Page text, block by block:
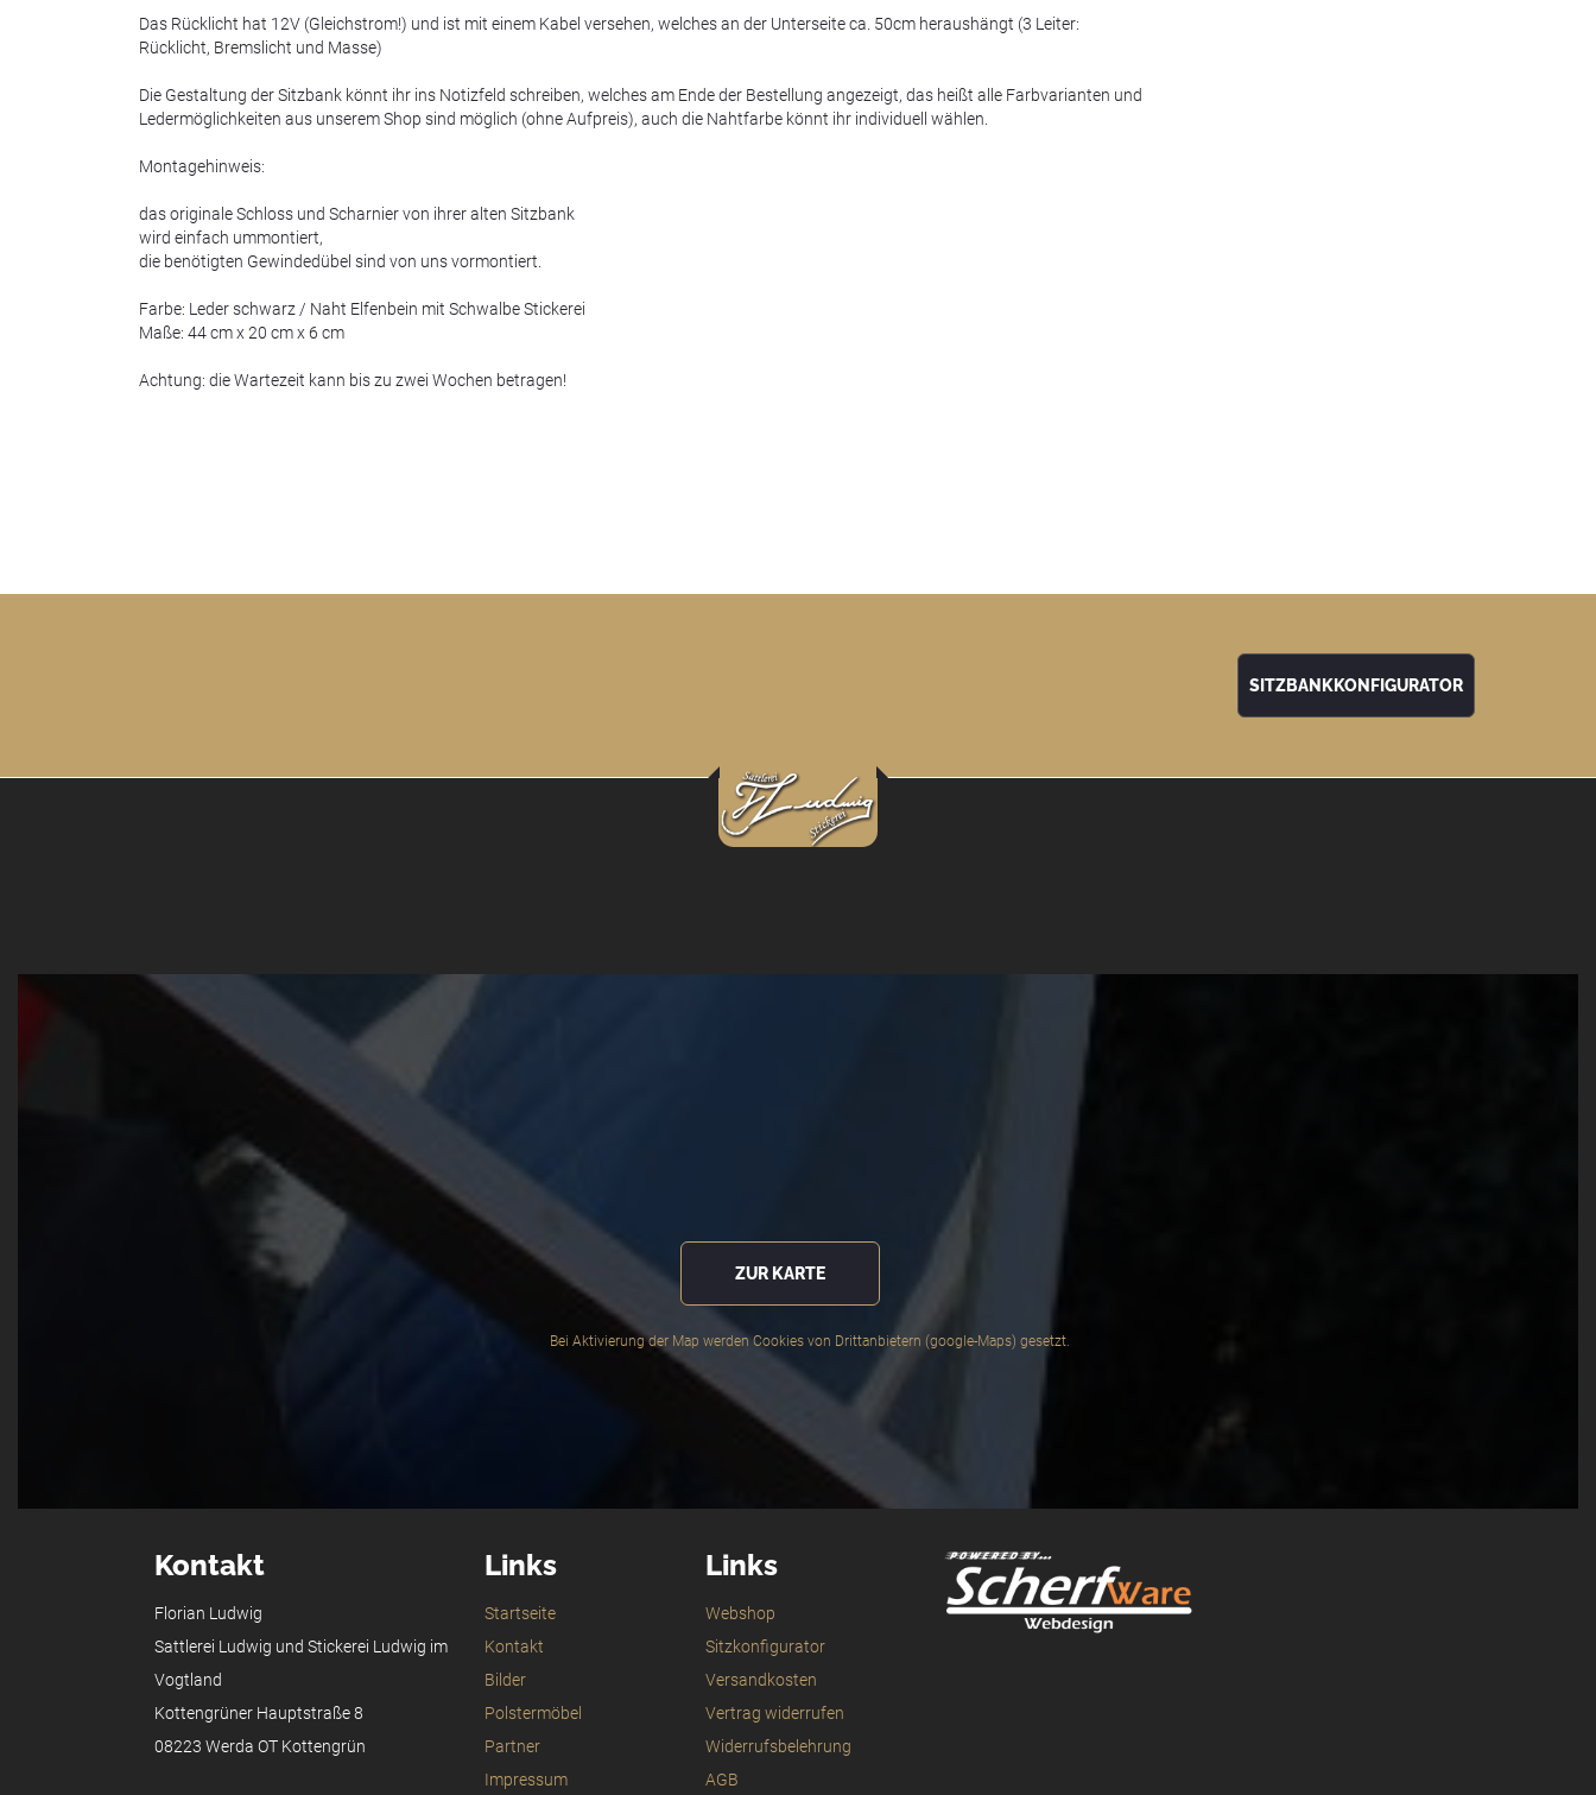
Das Rücklicht hat 12V (Gleichstrom!) und ist mit einem Kabel versehen, welches an der Unterseite ca. 50cm heraushängt (3 Leiter:
Rücklicht, Bremslicht und Masse)
Die Gestaltung der Sitzbank könnt ihr ins Notizfeld schreiben, welches am Ende der Bestellung angezeigt, das heißt alle Farbvarianten und
Ledermöglichkeiten aus unserem Shop sind möglich (ohne Aufpreis), auch die Nahtfarbe könnt ihr individuell wählen.
Montagehinweis:
das originale Schloss und Scharnier von ihrer alten Sitzbank
wird einfach ummontiert,
die benötigten Gewindedübel sind von uns vormontiert.
Farbe: Leder schwarz / Naht Elfenbein mit Schwalbe Stickerei
Maße: 44 cm x 20 cm x 6 cm
Achtung: die Wartezeit kann bis zu zwei Wochen betragen!
SITZBANKKONFIGURATOR
ZUR KARTE
Kontakt
Florian Ludwig
Sattlerei Ludwig und Stickerei Ludwig im
Vogtland
Kottengrüner Hauptstraße 8
08223 Werda OT Kottengrün
Links
Startseite
Kontakt
Bilder
Polstermöbel
Partner
Impressum
Links
Webshop
Sitzkonfigurator
Versandkosten
Vertrag widerrufen
Widerrufsbelehrung
AGB